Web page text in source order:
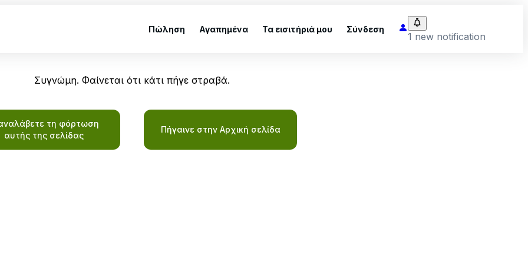
Πώληση Αγαπημένα Τα εισιτήριά μου Σύνδεση
1 new notification
Συγνώμη. Φαίνεται ότι κάτι πήγε στραβά.
τη φόρτωση
αυτής της σελίδας
Πήγαινε στην Αρχική σελίδα